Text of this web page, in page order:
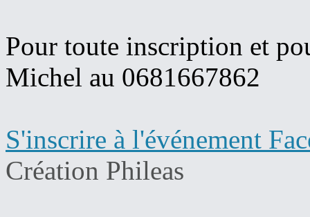
Pour toute inscription et
Michel au 0681667862
S'inscrire à l'événement
Création Phileas